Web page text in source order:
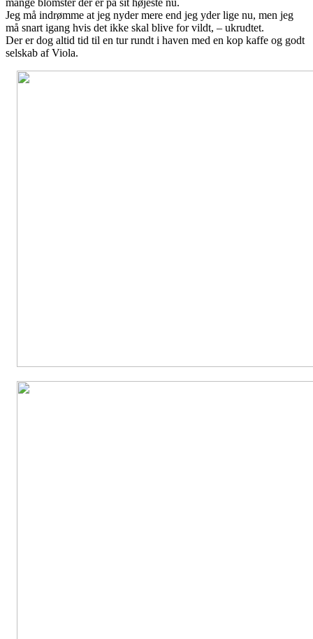
Jeg må indrømme at jeg nyder mere end jeg yder lige nu, men jeg
må snart igang hvis det ikke skal blive for vildt, – ukrudtet.
Der er dog altid tid til en tur rundt i haven med en kop kaffe og godt
selskab af Viola.